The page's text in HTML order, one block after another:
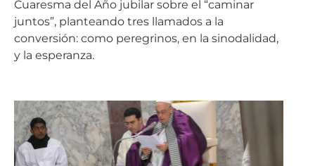
juntos”, planteando tres llamados a la
conversión: como peregrinos, en la sinodalidad,
y la esperanza.